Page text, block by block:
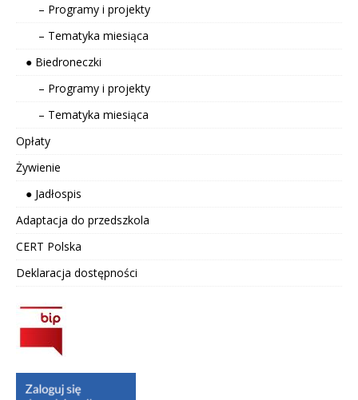
– Programy i projekty
– Tematyka miesiąca
● Biedroneczki
– Programy i projekty
– Tematyka miesiąca
Opłaty
Żywienie
● Jadłospis
Adaptacja do przedszkola
CERT Polska
Deklaracja dostępności